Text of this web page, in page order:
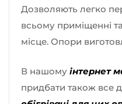
Дозволяють легко
всьому приміщенні
місце. Опори
В нашому інтернет
придбати також все